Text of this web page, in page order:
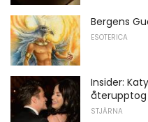
Bergens
ESOTERICA
Insider:
STJÄRNA